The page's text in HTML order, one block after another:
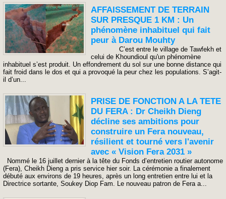
AFFAISSEMENT DE TERRAIN
SUR PRESQUE 1 KM : Un
phénomène inhabituel qui fait
peur à Darou Mouhty
C’est entre le village de Tawfekh et
celui de Khoundioul qu'un phénomène
inhabituel s’est produit. Un effondrement du sol sur une bonne distance qui
fait froid dans le dos et qui a provoqué la peur chez les populations. S’agit-
il d’un...
PRISE DE FONCTION A LA TETE
DU FERA : Dr Cheikh Dieng
décline ses ambitions pour
construire un Fera nouveau,
résilient et tourné vers l'avenir
avec « Vision Fera 2031 »
Nommé le 16 juillet dernier à la tête du Fonds d’entretien routier autonome
(Fera), Cheikh Dieng a pris service hier soir. La cérémonie a finalement
débuté aux environs de 19 heures, après un long entretien entre lui et la
Directrice sortante, Soukey Diop Fam. Le nouveau patron de Fera a...